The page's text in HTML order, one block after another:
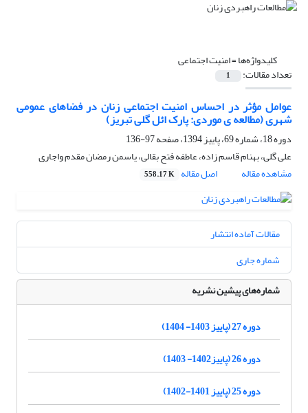
کلیدواژه‌ها =امنیت اجتماعی
تعداد مقالات: 1
عوامل مؤثر در احساس امنیت اجتماعی زنان در فضاهای عمومی
شهری (مطالعه ی موردی: پارک ائل گلی تبریز)
دوره 18، شماره 69، پاییز 1394، صفحه
97-136
علی گلی، بهنام قاسم زاده، عاطفه فتح بقالی، یاسمن رمضان مقدم واجاری
مشاهده مقاله
اصل مقاله 558.17 K
مقالات آماده انتشار
شماره جاری
شماره‌های پیشین نشریه
دوره 27 (پاییز 1403- 1404)
دوره 26 (پاییز1402- 1403)
دوره 25 (پاییز 1401-1402)